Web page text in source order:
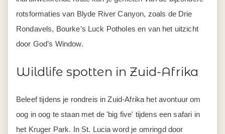
rotsformaties van Blyde River Canyon, zoals de Drie
Rondavels, Bourke’s Luck Potholes en van het uitzicht
door God’s Window.
Wildlife spotten in Zuid-Afrika
Beleef tijdens je rondreis in Zuid-Afrika het avontuur om
oog in oog te staan met de 'big five' tijdens een safari in
het Kruger Park. In St. Lucia word je omringd door